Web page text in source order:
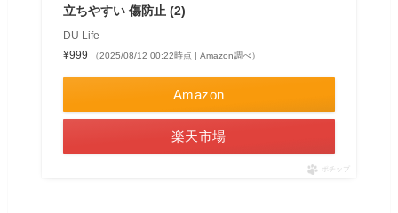
立ちやすい 傷防止 (2)
DU Life
¥999
（2025/08/12 00:22時点 | Amazon調べ）
Amazon
楽天市場
ポチップ